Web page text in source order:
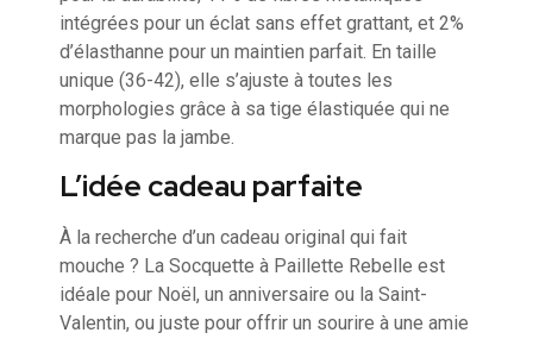
intégrées pour un éclat sans effet grattant, et 2%
d’élasthanne pour un maintien parfait. En taille
unique (36-42), elle s’ajuste à toutes les
morphologies grâce à sa tige élastiquée qui ne
marque pas la jambe.
L’idée cadeau parfaite
À la recherche d’un cadeau original qui fait
mouche ? La Socquette à Paillette Rebelle est
idéale pour Noël, un anniversaire ou la Saint-
Valentin, ou juste pour offrir un sourire à une amie